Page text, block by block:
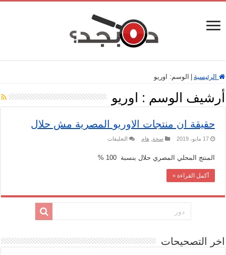
الرئيسية الوسم: اوريو
أرشيف الوسم : اوريو
حقيقة ان منتجات الاوريو المصرية مش حلال
17 مايو، 2019 صحة هام التعليقات
منتجات
المنتج المحلي المصري حلال بنسبة 100 %
أكمل القراءة »
اخر التصحيحات